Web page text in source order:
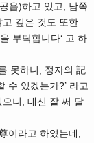
읍)하고 있고, 남쪽
깊은 것도 또한
부탁합니다‘ 고 하
못하니, 정자의 記
수 있겠는가?’ 라고
니, 대신 잘 써 달
이라고 하였는데,